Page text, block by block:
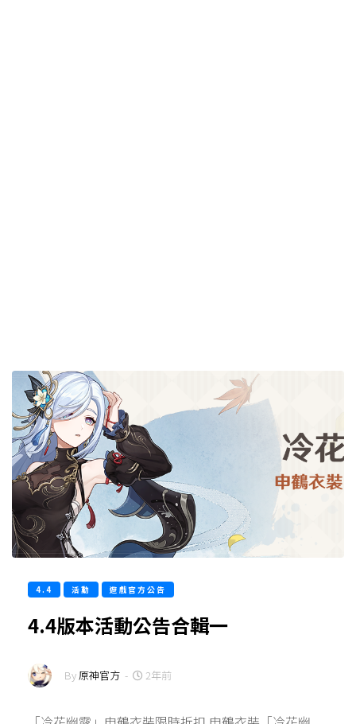
4.4 活動 遊戲官方公告
4.4版本活動公告合輯一
By原神官方 - 2年前